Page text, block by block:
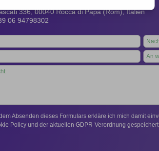
336, 00040 Rocca di Papa (Rom), Italien
06 94798302
Absenden dieses Formulars erkläre ich mich damit
Policy und der aktuellen GDPR-Verordnung